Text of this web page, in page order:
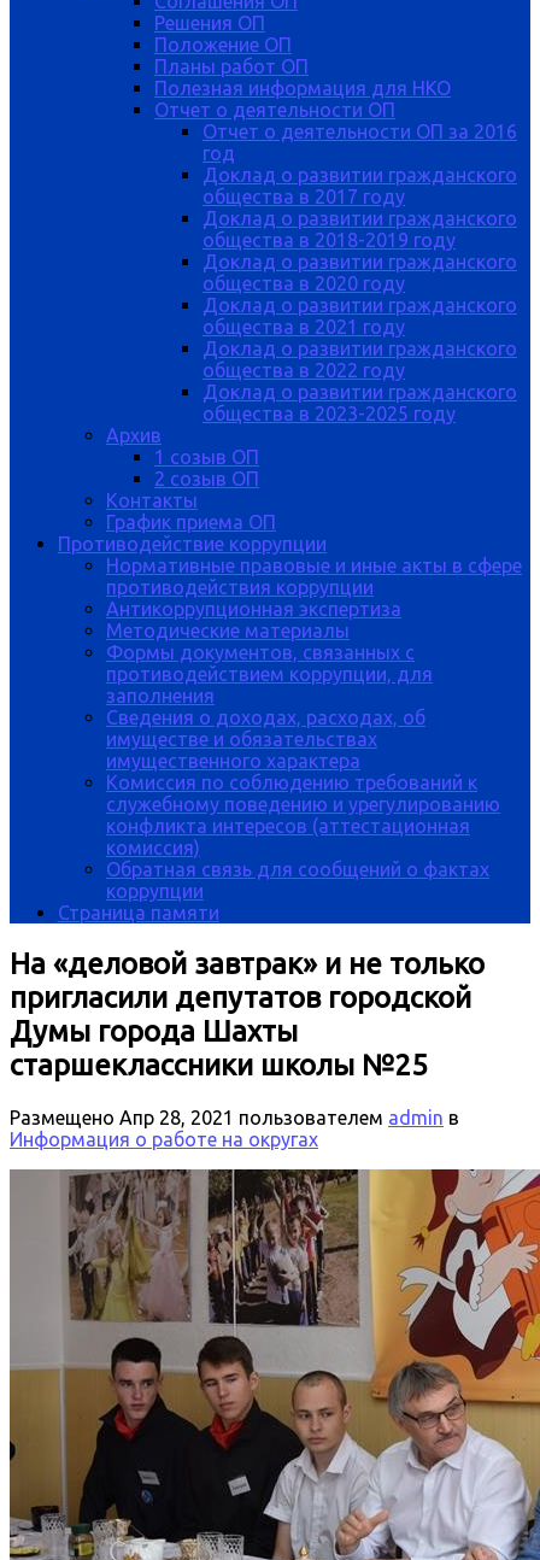
Решения ОП
Положение ОП
Планы работ ОП
Полезная информация для НКО
Отчет о деятельности ОП
Отчет о деятельности ОП за 2016
год
Доклад о развитии гражданского
общества в 2017 году
Доклад о развитии гражданского
общества в 2018-2019 году
Доклад о развитии гражданского
общества в 2020 году
Доклад о развитии гражданского
общества в 2021 году
Доклад о развитии гражданского
общества в 2022 году
Доклад о развитии гражданского
общества в 2023-2025 году
Архив
1 созыв ОП
2 созыв ОП
Контакты
График приема ОП
Противодействие коррупции
Нормативные правовые и иные акты в сфере
противодействия коррупции
Антикоррупционная экспертиза
Методические материалы
Формы документов, связанных с
противодействием коррупции, для
заполнения
Сведения о доходах, расходах, об
имуществе и обязательствах
имущественного характера
Комиссия по соблюдению требований к
служебному поведению и урегулированию
конфликта интересов (аттестационная
комиссия)
Обратная связь для сообщений о фактах
коррупции
Страница памяти
На «деловой завтрак» и не только
пригласили депутатов городской
Думы города Шахты
старшеклассники школы №25
Размещено Апр 28, 2021 пользователем admin в
Информация о работе на округах